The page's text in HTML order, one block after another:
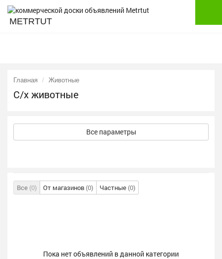
METRTUT
Главная Животные
С/х животные
Все параметры
Все (0) От магазинов (0) Частные (0)
Пока нет объявлений в данной категории